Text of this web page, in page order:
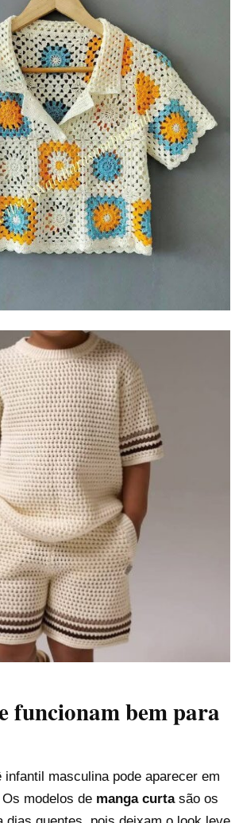
funcionam bem para
masculina pode aparecer em
modelos de manga curtasão os